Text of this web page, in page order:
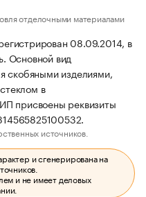
отделочными материалами
08.09.2014, в
Основной вид
скобяными изделиями,
в
присвоены реквизиты
источников.
и сгенерирована на
и не имеет деловых